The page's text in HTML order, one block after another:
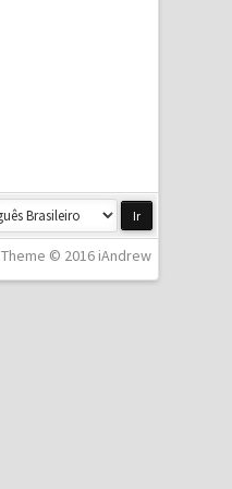
Theme © 2016 iAndrew